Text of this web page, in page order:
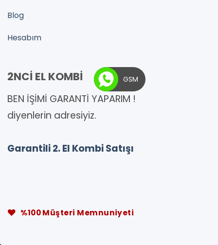
Blog
Hesabım
2NCİ EL KOMBİ
BEN İŞİMİ GARANTİ YAPARIM !
diyenlerin adresiyiz.
Garantili 2. El Kombi Satışı
%100 Müşteri Memnuniyeti
GSM